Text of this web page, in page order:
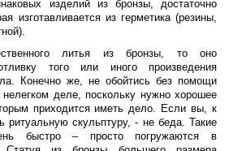
изделий из бронзы, достаточно
изготавливается из герметика (резины,
литья из бронзы, то оно
того или иного произведения
Конечно же, не обойтись без помощи
деле, поскольку нужно хорошее
приходится иметь дело. Если вы, к
ритуальную скульптуру, - не беда. Такие
быстро – просто погружаются в